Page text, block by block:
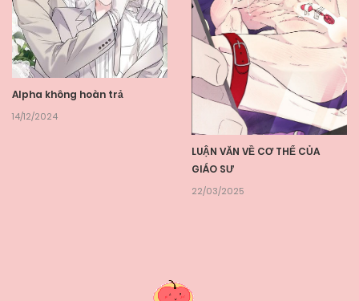
Alpha không hoàn trả
14/12/2024
LUẬN VĂN VỀ CƠ THỂ CỦA
GIÁO SƯ
22/03/2025